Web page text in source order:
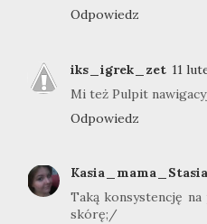
Odpowiedz
iks_igrek_zet 11
Mi też Pulpit
Odpowiedz
Kasia_mama_Stasia
Taką konsystencję
skórę;/